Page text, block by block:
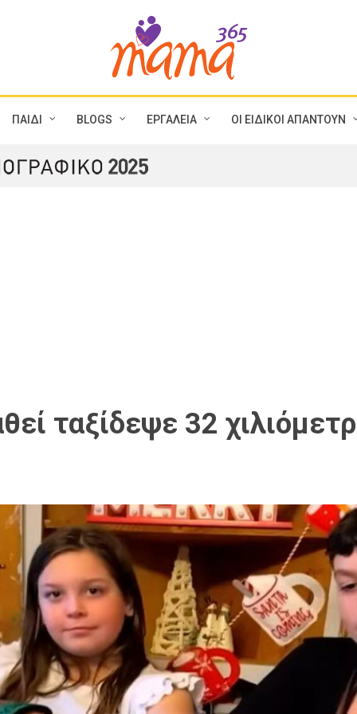
ΠΑΙΔΙ BLOGS ΕΡΓΑΛΕΙΑ ΟΙ ΕΙΔΙΚΟΙ ΑΠΑΝΤΟΥΝ
ταξίδεψε 32